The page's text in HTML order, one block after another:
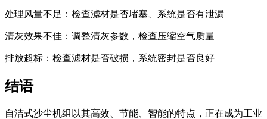
处理风量不足：检查滤材是否堵塞、系统是否有泄漏
清灰效果不佳：调整清灰参数，检查压缩空气质量
排放超标：检查滤材是否破损，系统密封是否良好
结语
自洁式沙尘机组以其高效、节能、智能的特点，正在成为工业